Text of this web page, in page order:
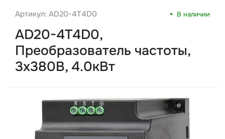
Артикул: AD20-4T4D0 В наличии
AD20-4T4D0,
Преобразователь частоты,
3х380В, 4.0кВт